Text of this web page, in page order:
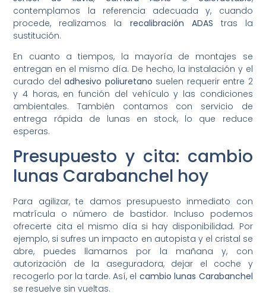
contemplamos la referencia adecuada y, cuando
procede, realizamos la recalibración ADAS tras la
sustitución.
En cuanto a tiempos, la mayoría de montajes se
entregan en el mismo día. De hecho, la instalación y el
curado deladhesivo poliuretano suelen requerir entre 2
y 4 horas, en función del vehículo y las condiciones
ambientales. También contamos con servicio de
entrega rápida de lunas en stock, lo que reduce
esperas.
Presupuesto y cita: cambio
lunas Carabanchel hoy
Para agilizar, te damos presupuesto inmediato con
matrícula o número de bastidor. Incluso podemos
ofrecerte cita el mismo día si hay disponibilidad. Por
ejemplo, si sufres un impacto en autopista y el cristal se
abre, puedes llamarnos por la mañana y, con
autorización de la aseguradora, dejar el coche y
recogerlo por la tarde. Así, el cambio lunas Carabanchel
se resuelve sin vueltas.